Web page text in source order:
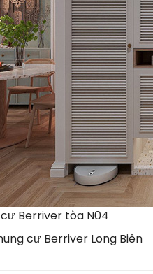
Berriver tòa N04
cư Berriver Long Biên